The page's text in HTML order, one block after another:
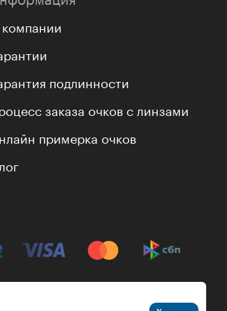
подлинности
заказа очков с линзами
примерка очков